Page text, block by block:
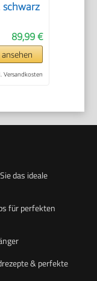
schwarz
89,99 €
Versandkosten
das ideale
für perfekten
& perfekte